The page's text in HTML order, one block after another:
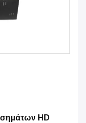
HD